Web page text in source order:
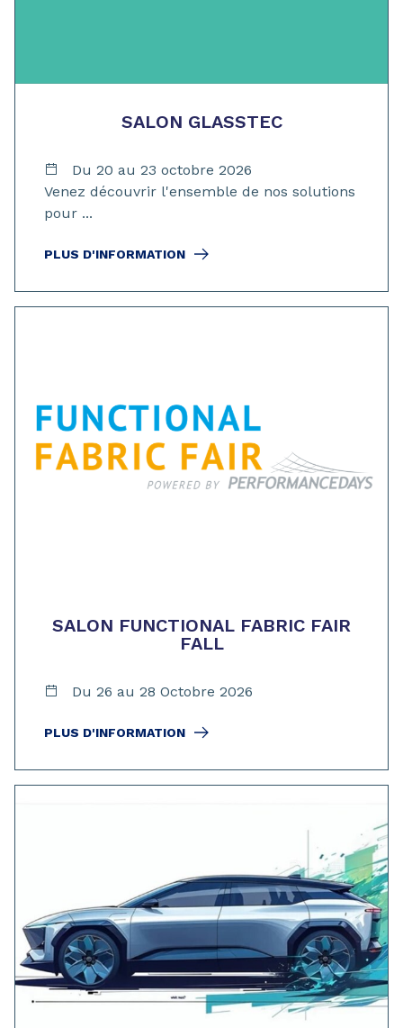
SALON GLASSTEC
Du 20 au 23 octobre 2026
Venez découvrir l'ensemble de nos solutions
pour ...
PLUS D'INFORMATION
SALON FUNCTIONAL FABRIC FAIR
FALL
Du 26 au 28 Octobre 2026
PLUS D'INFORMATION